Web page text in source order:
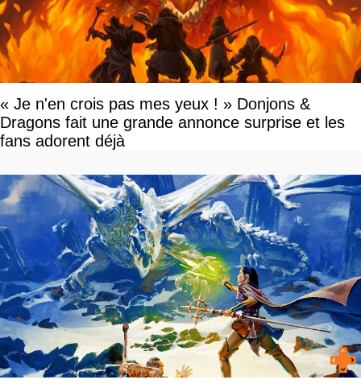
« Je n'en crois pas mes yeux ! » Donjons &
Dragons fait une grande annonce surprise et les
fans adorent déjà